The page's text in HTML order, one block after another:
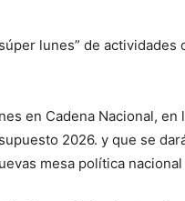
lunes” de
en Cadena Nacional, en
2026. y que se
mesa política